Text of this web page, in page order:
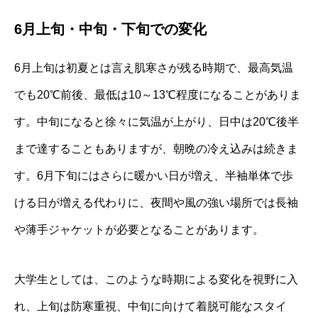
6月上旬・中旬・下旬での変化
6月上旬は初夏とは言え肌寒さが残る時期で、最高気温
でも20℃前後、最低は10～13℃程度になることがありま
す。中旬になると徐々に気温が上がり、日中は20℃後半
まで達することもありますが、朝晩の冷え込みは続きま
す。6月下旬にはさらに暖かい日が増え、半袖単体で歩
ける日が増える代わりに、夜間や風の強い場所では長袖
や薄手ジャケットが必要となることがあります。
大学生としては、このような時期による変化を視野に入
れ、上旬は防寒重視、中旬に向けて着脱可能なスタイ